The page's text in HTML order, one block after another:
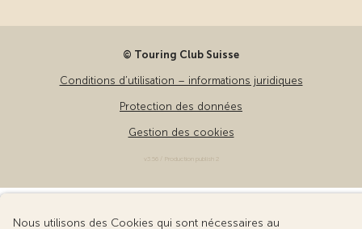
© Touring Club Suisse
Conditions d’utilisation – informations juridiques
Protection des données
Gestion des cookies
v3.56 / Production publish 2